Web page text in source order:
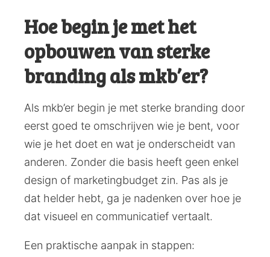
Hoe begin je met het
opbouwen van sterke
branding als mkb’er?
Als mkb’er begin je met sterke branding door
eerst goed te omschrijven wie je bent, voor
wie je het doet en wat je onderscheidt van
anderen. Zonder die basis heeft geen enkel
design of marketingbudget zin. Pas als je
dat helder hebt, ga je nadenken over hoe je
dat visueel en communicatief vertaalt.
Een praktische aanpak in stappen: